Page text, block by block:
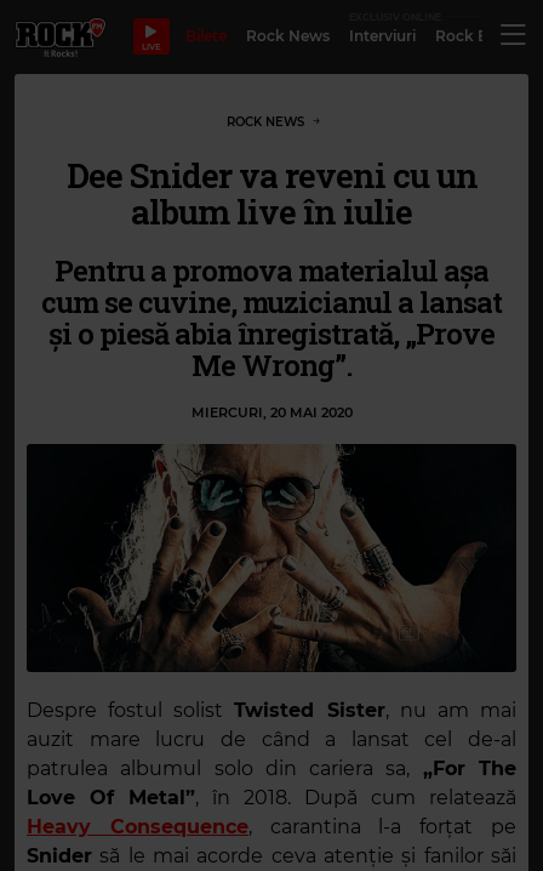
LIVE
Bilete Rock News Interviuri Rock
ROCK NEWS
Dee Snider va reveni cu un
album live în iulie
Pentru a promova materialul așa
cum se cuvine, muzicianul a lansat
și o piesă abia înregistrată, „Prove
Me Wrong”.
MIERCURI, 20 MAI 2020
Despre fostul solistTwisted Sister, nu am mai
auzit mare lucru de când a lansat cel de-al
patrulea albumul solo din cariera sa, „For The
Love Of Metal”, în 2018. După cum relatează
Heavy Consequence, carantina l-a forțat pe
Snider să le mai acorde ceva atenție și fanilor săi